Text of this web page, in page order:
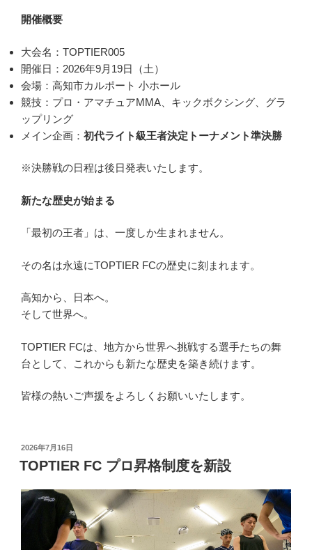
開催概要
大会名：TOPTIER005
開催日：2026年9月19日（土）
会場：高知市カルポート 小ホール
競技：プロ・アマチュアMMA、キックボクシング、グラ
ップリング
メイン企画： 初代ライト級王者決定トーナメント準決勝
※決勝戦の日程は後日発表いたします。
新たな歴史が始まる
「最初の王者」は、一度しか生まれません。
その名は永遠にTOPTIER FCの歴史に刻まれます。
高知から、日本へ。
そして世界へ。
TOPTIER FCは、地方から世界へ挑戦する選手たちの舞
台として、これからも新たな歴史を築き続けます。
皆様の熱いご声援をよろしくお願いいたします。
投
稿
日:
2026年7月16日
TOPTIER FC プロ昇格制度を新設